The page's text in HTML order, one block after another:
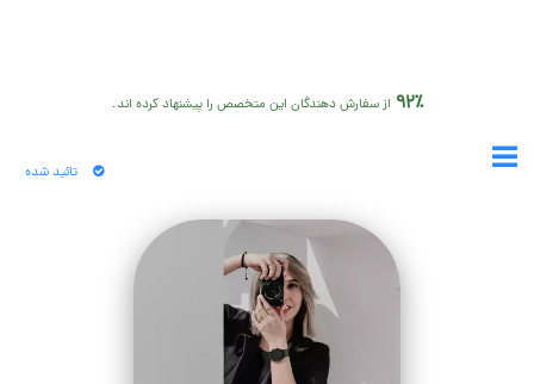
92٪ از سفارش دهندگان این متخصص را پیشنهاد کرده اند.
تائید شده